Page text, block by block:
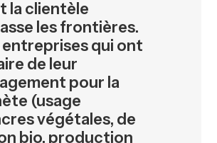
la clientèle
les frontières.
entreprises qui ont
de leur
pour la
(usage
végétales, de
bio, production